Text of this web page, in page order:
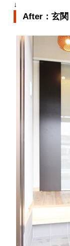
↓
After：玄関